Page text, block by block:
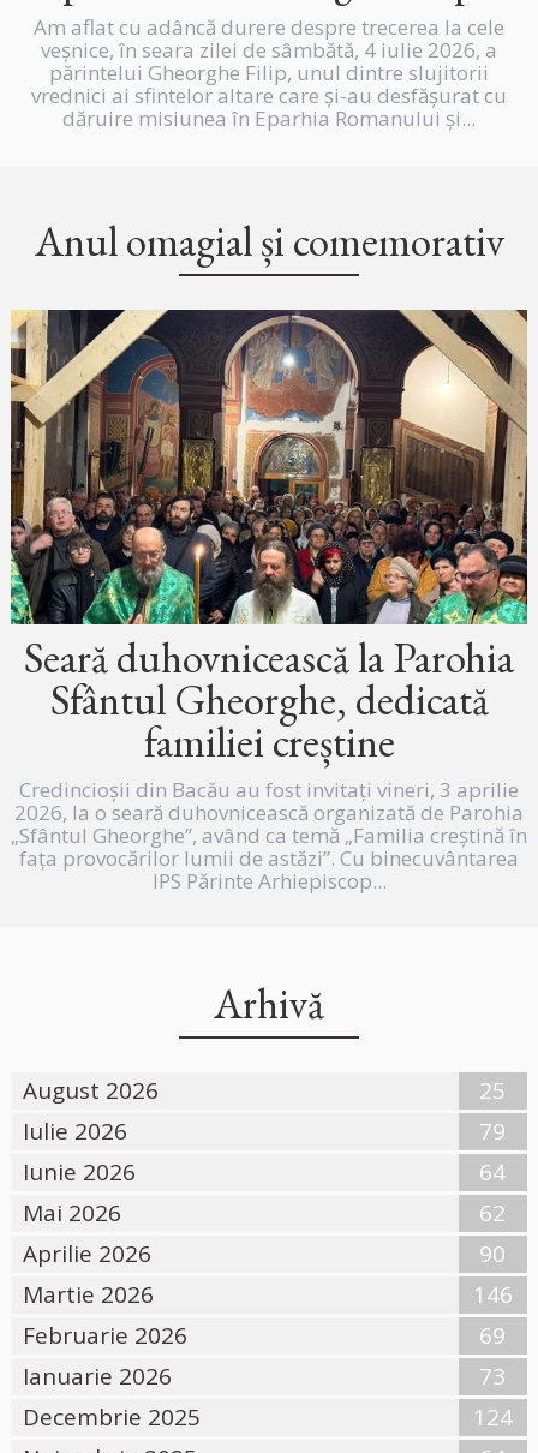
Am aflat cu adâncă durere despre trecerea la cele
veșnice, în seara zilei de sâmbătă, 4 iulie 2026, a
părintelui Gheorghe Filip, unul dintre slujitorii
vrednici ai sfintelor altare care și-au desfășurat cu
dăruire misiunea în Eparhia Romanului și...
Anul omagial și comemorativ
Seară duhovnicească la Parohia
Sfântul Gheorghe, dedicată
familiei creștine
Credincioșii din Bacău au fost invitați vineri, 3 aprilie
2026, la o seară duhovnicească organizată de Parohia
„Sfântul Gheorghe”, având ca temă „Familia creștină în
fața provocărilor lumii de astăzi”. Cu binecuvântarea
IPS Părinte Arhiepiscop...
Arhivă
August 2026
25
Iulie 2026
79
Iunie 2026
64
Mai 2026
62
Aprilie 2026
90
Martie 2026
146
Februarie 2026
69
Ianuarie 2026
73
Decembrie 2025
124